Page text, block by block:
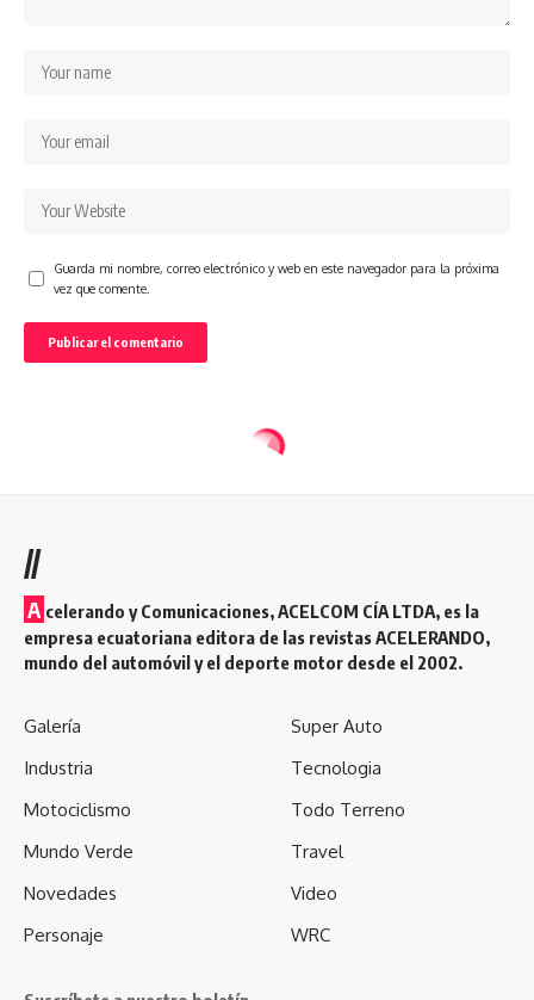
Guarda mi nombre, correo electrónico y web en este navegador para la próxima
vez que comente.
//
A celerando y Comunicaciones, ACELCOM CÍA LTDA, es la
empresa ecuatoriana editora de las revistas ACELERANDO,
mundo del automóvil y el deporte motor desde el 2002.
Galería
Industria
Motociclismo
Mundo Verde
Novedades
Personaje
Super Auto
Tecnologia
Todo Terreno
Travel
Video
WRC